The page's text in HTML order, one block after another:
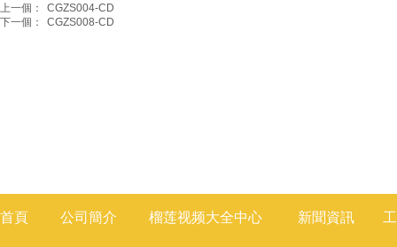
上一個：
CGZS004-CD
下一個：
CGZS008-CD
首頁 公司簡介 榴莲视频大全中心 新聞資訊